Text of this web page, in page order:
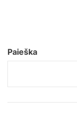
a
i
Paieška